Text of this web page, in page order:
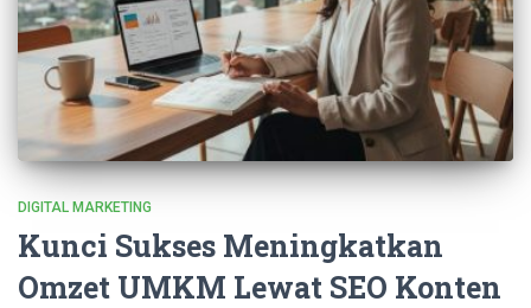
DIGITAL MARKETING
Kunci Sukses Meningkatkan
Omzet UMKM Lewat SEO Konten